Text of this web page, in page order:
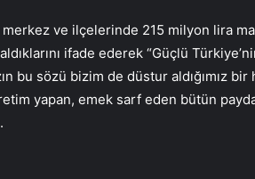
merkez ve ilçelerinde 215 milyon lira
ifade ederek “Güçlü
bu sözü bizim de düstur aldığımız
yapan, emek sarf eden bütün